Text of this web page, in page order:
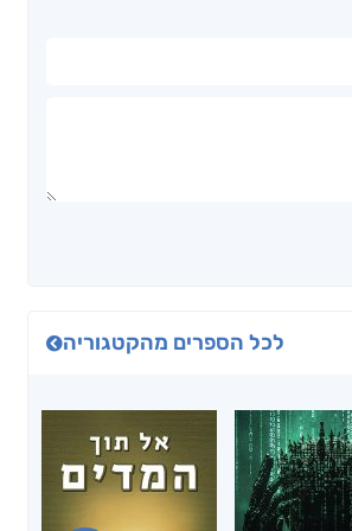
לכל הספרים מהקטגוריה